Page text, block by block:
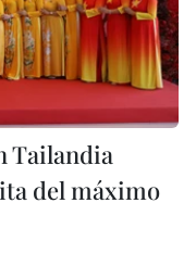
Tailandia
del máximo